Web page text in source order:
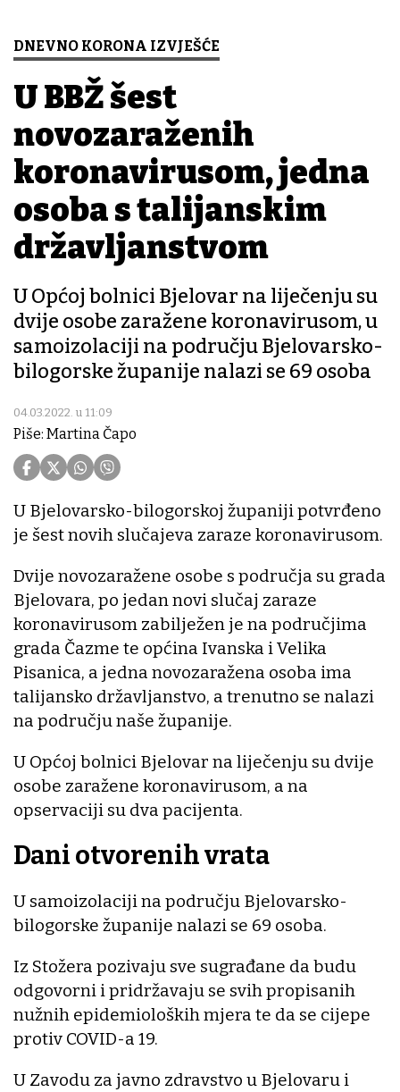
DNEVNO KORONA IZVJEŠĆE
U BBŽ šest
novozaraženih
koronavirusom, jedna
osoba s talijanskim
državljanstvom
U Općoj bolnici Bjelovar na liječenju su
dvije osobe zaražene koronavirusom, u
samoizolaciji na području Bjelovarsko-
bilogorske županije nalazi se 69 osoba
04.03.2022. u 11:09
Piše: Martina Čapo
U Bjelovarsko-bilogorskoj županiji potvrđeno
je šest novih slučajeva zaraze koronavirusom.
Dvije novozaražene osobe s područja su grada
Bjelovara, po jedan novi slučaj zaraze
koronavirusom zabilježen je na područjima
grada Čazme te općina Ivanska i Velika
Pisanica, a jedna novozaražena osoba ima
talijansko državljanstvo, a trenutno se nalazi
na području naše županije.
U Općoj bolnici Bjelovar na liječenju su dvije
osobe zaražene koronavirusom, a na
opservaciji su dva pacijenta.
Dani otvorenih vrata
U samoizolaciji na području Bjelovarsko-
bilogorske županije nalazi se 69 osoba.
Iz Stožera pozivaju sve sugrađane da budu
odgovorni i pridržavaju se svih propisanih
nužnih epidemioloških mjera te da se cijepe
protiv COVID-a 19.
U Zavodu za javno zdravstvo u Bjelovaru i